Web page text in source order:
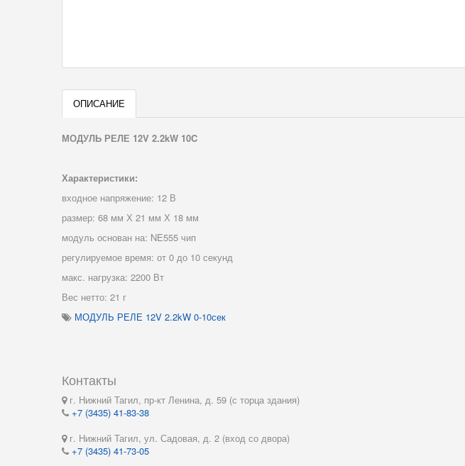
ОПИСАНИЕ
МОДУЛЬ РЕЛЕ 12V 2.2kW 10C
Характеристики:
входное напряжение: 12 В
размер: 68 мм Х 21 мм Х 18 мм
модуль основан на: NE555 чип
регулируемое время: от 0 до 10 секунд
макс. нагрузка: 2200 Вт
Вес нетто: 21 г
МОДУЛЬ РЕЛЕ 12V 2.2kW 0-10сек
Контакты
г. Нижний Тагил, пр-кт Ленина, д. 59 (с торца здания)
+7 (3435) 41-83-38
г. Нижний Тагил, ул. Садовая, д. 2 (вход со двора)
+7 (3435) 41-73-05